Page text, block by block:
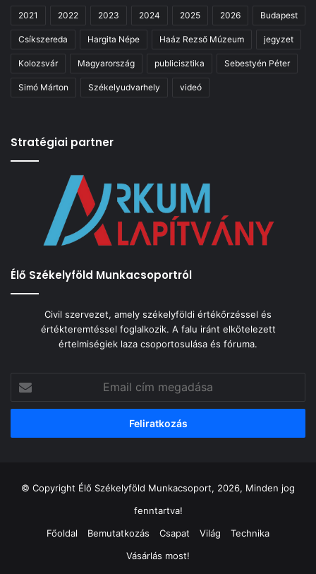
2021 2022 2023 2024 2025 2026 Budapest
Csíkszereda Hargita Népe Haáz Rezső Múzeum jegyzet
Kolozsvár Magyarország publicisztika Sebestyén Péter
Simó Márton Székelyudvarhely videó
Stratégiai partner
Élő Székelyföld Munkacsoportról
Civil szervezet, amely székelyföldi értékőrzéssel és
értékteremtéssel foglalkozik. A falu iránt elkötelezett
értelmiségiek laza csoportosulása és fóruma.
cím
megadása
© Copyright Élő Székelyföld Munkacsoport, 2026, Minden jog
fenntartva!
Főoldal
Bemutatkozás Csapat Világ
Technika
Vásárlás most!